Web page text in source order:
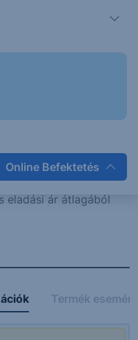
Online Befektetés
napon belüli
eladási ár átlagából
Termék